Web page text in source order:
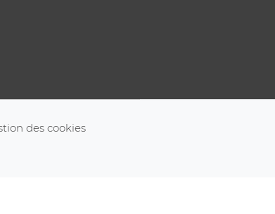
des cookies